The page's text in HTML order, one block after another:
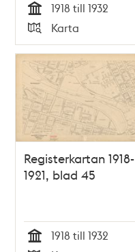
Tid
1918 till 1932
Typ
Karta
Registerkartan 1918-
1921, blad 45
1918 till 1932